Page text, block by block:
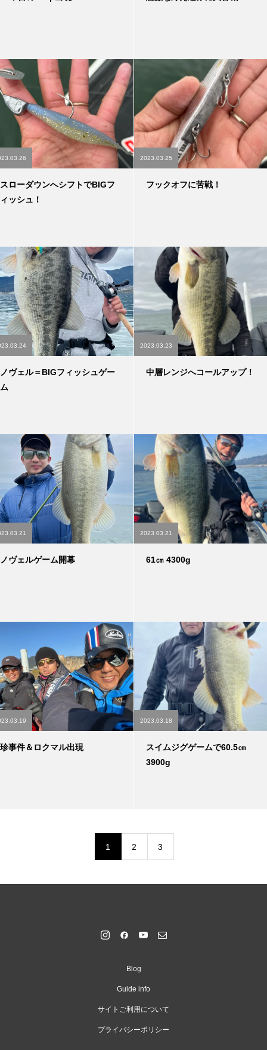
スローダウンへシフトでBIGフ
ィッシュ！
2023.03.25
フックオフに苦戦！
ノヴェル＝BIGフィッシュゲー
ム
2023.03.23
中層レンジへコールアップ！
ノヴェルゲーム開幕
2023.03.21
61㎝ 4300g
珍事件＆ロクマル出現
2023.03.18
スイムジグゲームで60.5㎝
3900g
1 2 3
Blog
Guide info
サイトご利用について
プライバシーポリシー